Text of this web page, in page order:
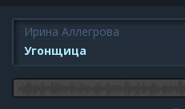
Ирина Аллегрова
Угонщица